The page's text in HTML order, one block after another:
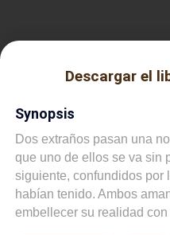
Descargar el
Synopsis
Dos extraños pasan una
que uno de ellos se va sin
siguiente, confundidos por
habían tenido. Ambos
embellecer su realidad